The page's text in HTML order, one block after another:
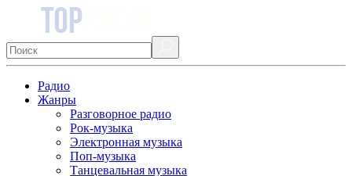
Радио
Жанры
Разговорное радио
Рок-музыка
Электронная музыка
Поп-музыка
Танцевальная музыка